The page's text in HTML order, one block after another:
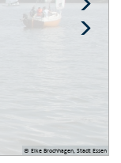
© Elke Brochhagen, Stadt Essen